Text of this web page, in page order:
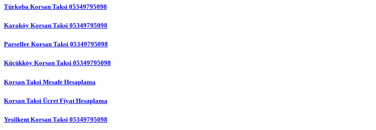
Türkoba Korsan Taksi 05349795098
Karaköy Korsan Taksi 05349795098
Parseller Korsan Taksi 05349795098
Küçükköy Korsan Taksi 05349795098
Korsan Taksi Mesafe Hesaplama
Korsan Taksi Ücret Fiyat Hesaplama
Yeşilkent Korsan Taksi 05349795098